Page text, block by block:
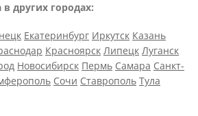
других городах:
Екатеринбург Иркутск Казань
Красноярск Липецк Луганск
Новосибирск Пермь Самара Санкт-
Сочи Ставрополь Тула